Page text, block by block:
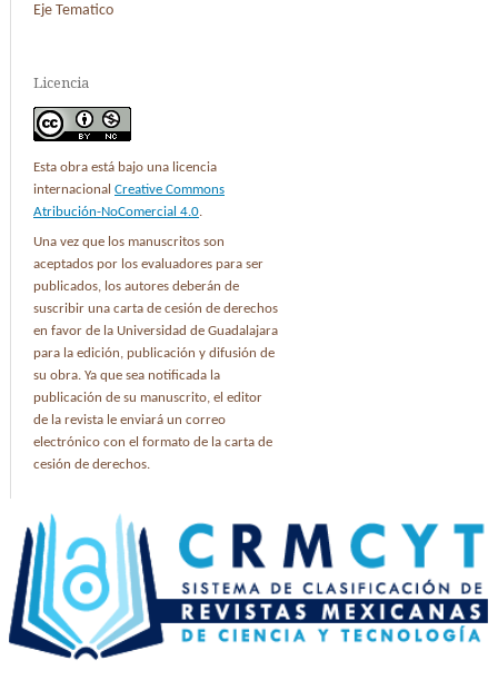
Eje Tematico
Licencia
Esta obra está bajo una licencia
internacional Creative Commons
Atribución-NoComercial 4.0.
Una vez que los manuscritos son
aceptados por los evaluadores para ser
publicados, los autores deberán de
suscribir una carta de cesión de derechos
en favor de la Universidad de Guadalajara
para la edición, publicación y difusión de
su obra. Ya que sea notificada la
publicación de su manuscrito, el editor
de la revista le enviará un correo
electrónico con el formato de la carta de
cesión de derechos.